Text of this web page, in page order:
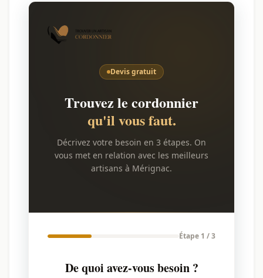
Devis gratuit
Trouvez le cordonnier
qu'il vous faut.
Décrivez votre besoin en 3 étapes. On
vous met en relation avec les meilleurs
artisans à Mérignac.
Étape 1 / 3
De quoi avez-vous besoin ?